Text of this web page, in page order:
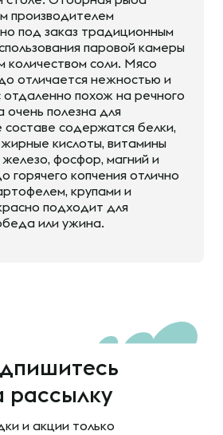
производителем
под заказ традиционным
паровой камеры
количеством соли. Мясо
отличается нежностью и
отдаленно похож на речного
очень полезна для
составе содержатся белки,
кислоты, витамины
железо, фосфор, магний и
горячего копчения отлично
крупами и
подходит для
или ужина.
рассылку
и акции только